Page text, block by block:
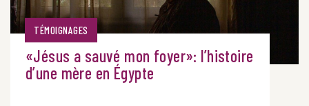
TÉMOIGNAGES
«Jésus a sauvé mon foyer»: l’histoire
d’une mère en Égypte